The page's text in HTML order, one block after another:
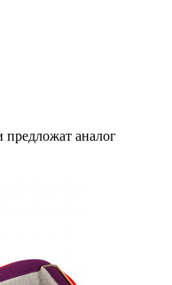
аналог